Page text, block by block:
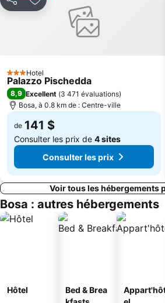
PartagerAjouter à mes favoris
3 Étoiles
Hotel
Palazzo Pischedda
8,9 Excellent (3 471 évaluations)
Bosa, à 0.8 km de : Centre-ville
de 141 $
Consulter les prix de 4 sites
Consulter les prix
Voir tous les hébergements
Bosa : autres hébergements
Hôtel
Bed & Brea